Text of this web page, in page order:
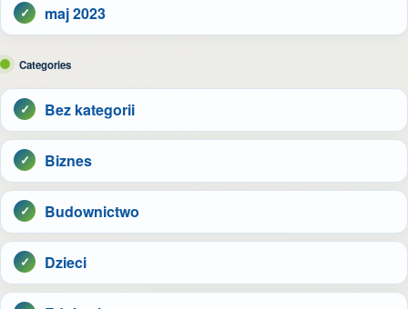
maj 2023
Categories
Bez kategorii
Biznes
Budownictwo
Dzieci